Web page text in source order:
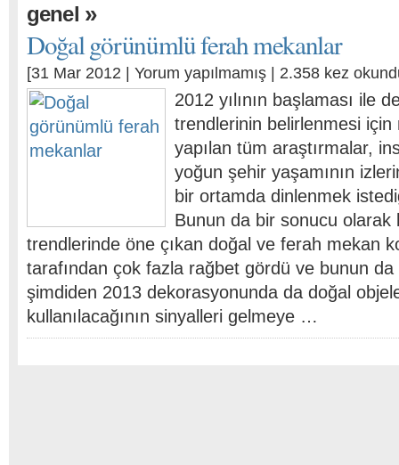
genel »
Doğal görünümlü ferah mekanlar
[31 Mar 2012 | Yorum yapılmamış | 2.358 kez
2012 yılının başlaması ile
trendlerinin belirlenmesi
yapılan tüm araştırmalar,
yoğun şehir yaşamının
bir ortamda dinlenmek
Bunun da bir sonucu olarak
trendlerinde öne çıkan doğal ve ferah mekan
tarafından çok fazla rağbet gördü ve bunun
şimdiden 2013 dekorasyonunda da doğal
kullanılacağının sinyalleri gelmeye …